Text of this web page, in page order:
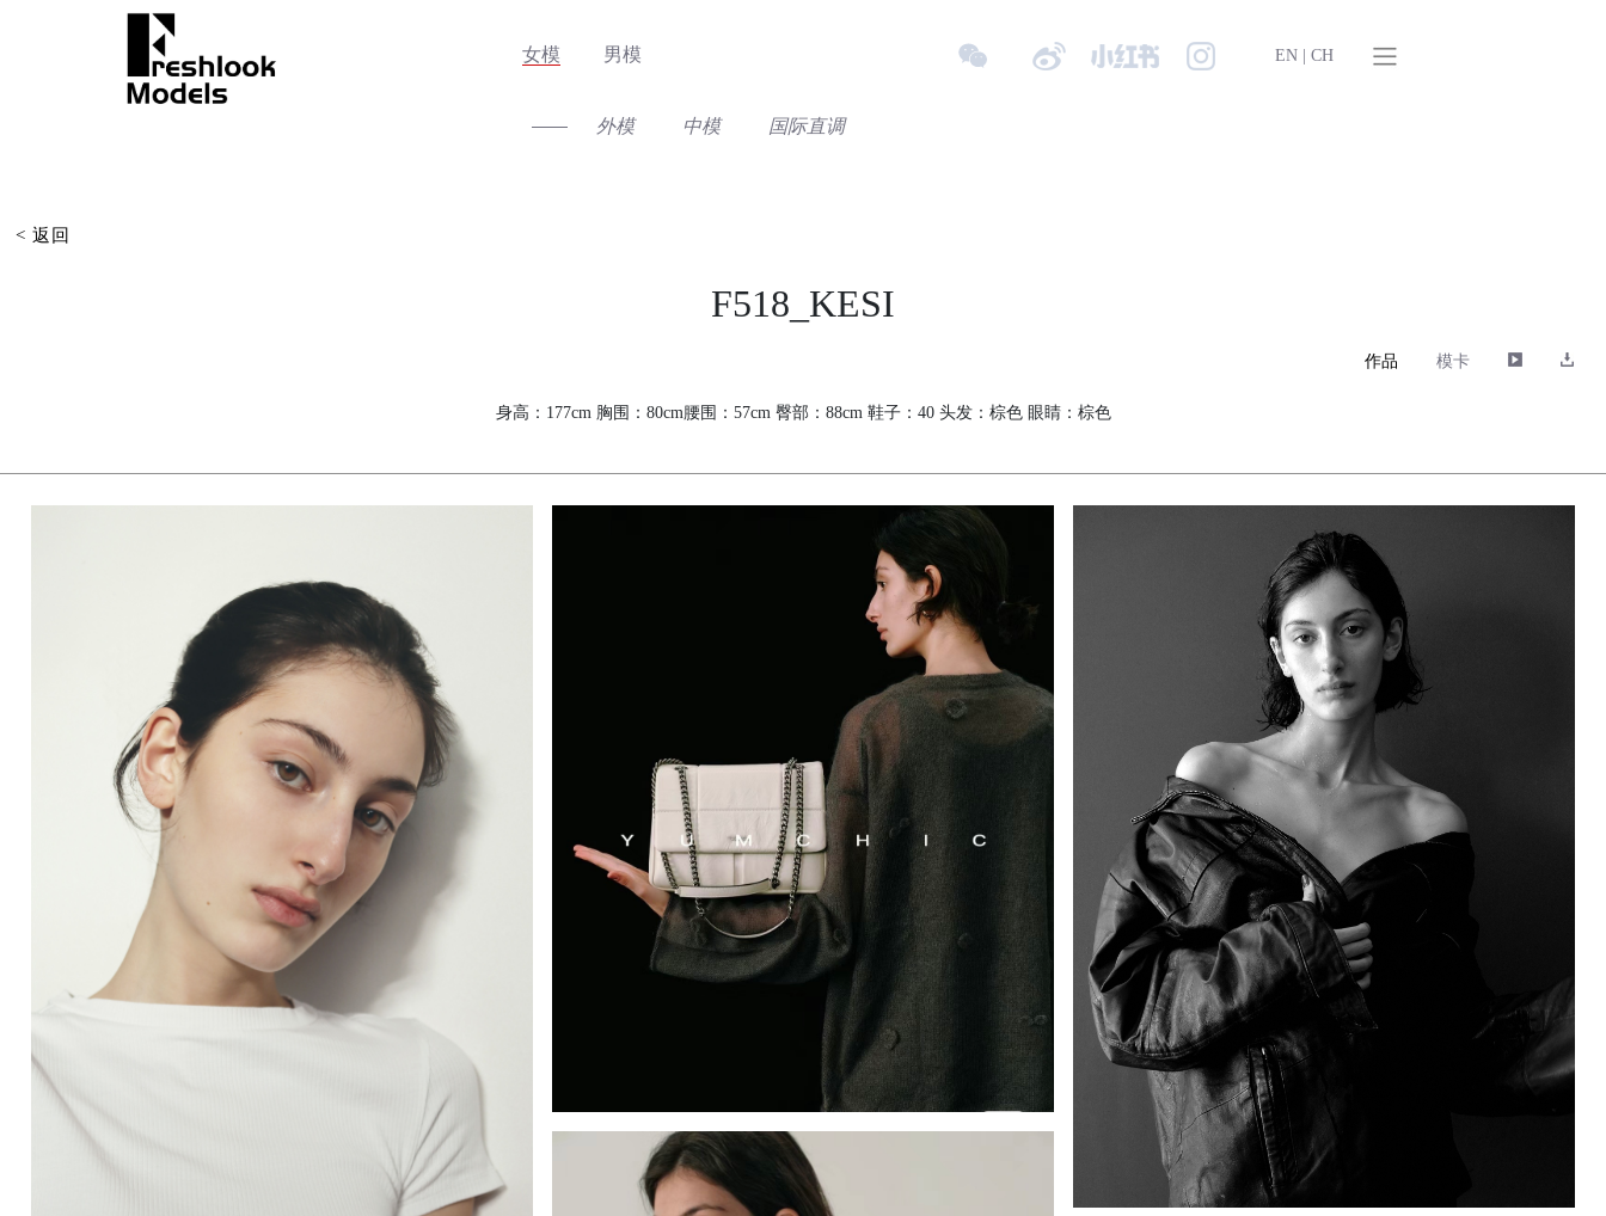
女模 男模 EN CH
外模 中模 国际直调
< 返回
F518_KESI
作品 模卡
身高：177cm 胸围：80cm腰围：57cm 臀部：88cm 鞋子：40 头发：棕色 眼睛：棕色